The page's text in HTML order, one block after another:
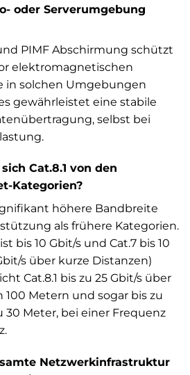
oder Serverumgebung
PIMF Abschirmung schützt
elektromagnetischen
in solchen Umgebungen
gewährleistet eine stabile
selbst bei
Cat.8.1 von den
Kategorien?
höhere Bandbreite
als frühere Kategorien.
bis 10 Gbit/s und Cat.7 bis 10
s über kurze Distanzen)
Cat.8.1 bis zu 25 Gbit/s über
100 Metern und sogar bis zu
30 Meter, bei einer Frequenz
Netzwerkinfrastruktur